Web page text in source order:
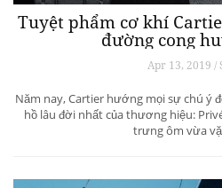
Tuyệt phẩm cơ khí
đường cong
Apr 13, 2019 /
Năm nay, Cartier hướng mọi sự chú ý
hồ lâu đời nhất của thương hiệu:
trưng ôm vừa